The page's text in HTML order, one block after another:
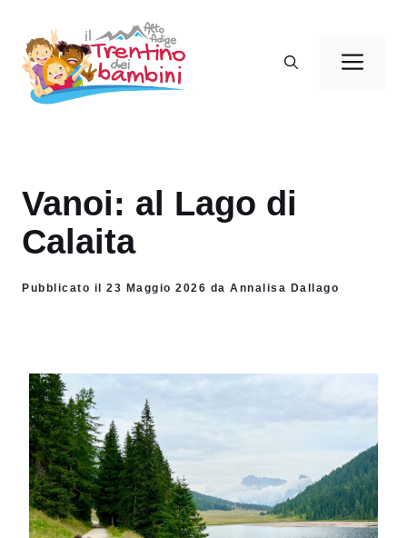
contenuto
Vanoi: al Lago di
Calaita
Pubblicato il 23 Maggio 2026 da Annalisa Dallago